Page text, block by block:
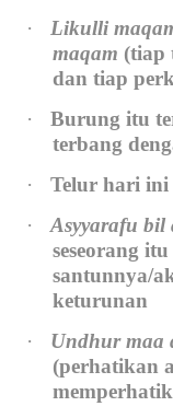
·
Likulli
maqam (tiap
dan tiap
·
Burung itu
terbang
·
Telur hari ini
·
Asyyarafu bil
seseorang
santunnya/
keturunan
·
Undhur maa
(perhatikan